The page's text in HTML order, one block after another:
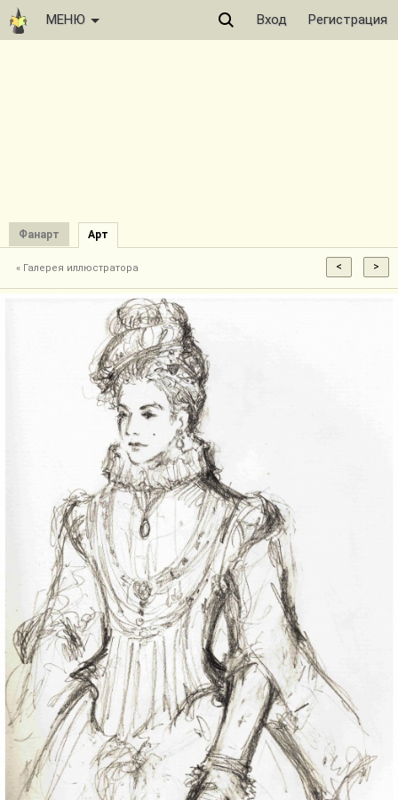
МЕНЮ Вход Регистрация
Фанарт Арт
« Галерея иллюстратора